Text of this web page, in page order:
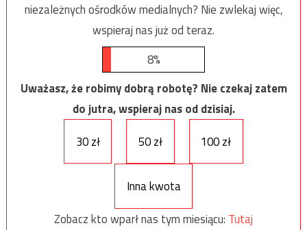
niezależnych ośrodków medialnych? Nie zwlekaj więc,
wspieraj nas już od teraz.
8%
Uważasz, że robimy dobrą robotę? Nie czekaj zatem
do jutra, wspieraj nas od dzisiaj.
30 zł
50 zł 100 zł
Inna kwota
Zobacz kto wparł nas tym miesiącu: Tutaj